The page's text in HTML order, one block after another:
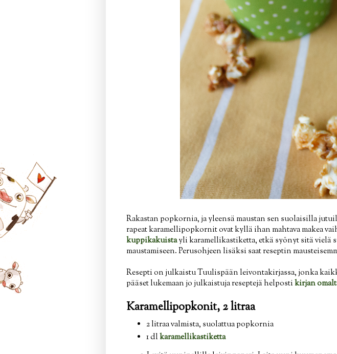
Rakastan popkornia, ja yleensä maustan sen suolaisilla
rapeat karamellipopkornit ovat kyllä ihan mahtava makea
kuppikakuistayli karamellikastiketta, etkä syönyt sitä vielä
maustamiseen. Perusohjeen lisäksi saat reseptin
Resepti on julkaistu Tuulispään leivontakirjassa, jonka
pääset lukemaan jo julkaistuja reseptejä helpostikirjan
Karamellipopkonit, 2 litraa
2 litraa valmista, suolattua popkornia
1 dlkaramellikastiketta